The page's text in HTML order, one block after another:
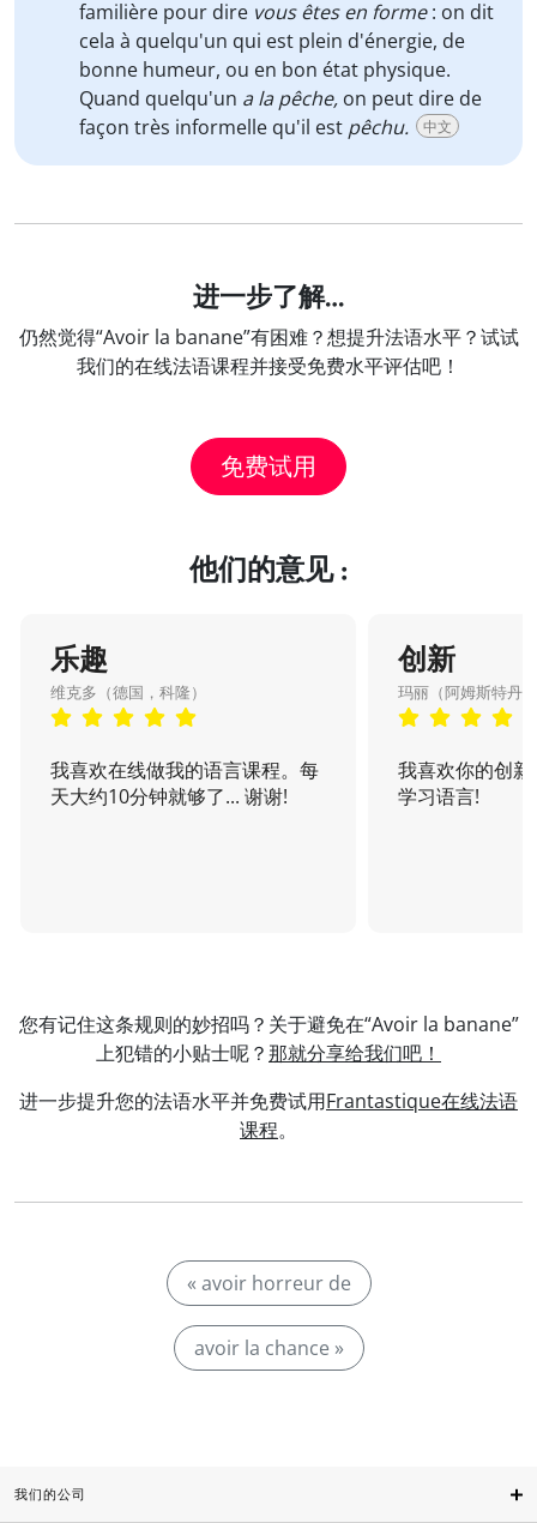
familière pour dire vous êtes en forme: on dit
cela à quelqu'un qui est plein d'énergie, de
bonne humeur, ou en bon état physique.
Quand quelqu'un a la pêche, on peut dire de
façon très informelle qu'il est pêchu. 中文
进一步了解…
仍然觉得“Avoir la banane”有困难？想提升法语水平？试试
我们的在线法语课程并接受免费水平评估吧！
免费试用
他们的意见 :
乐趣
维克多（德国，科隆）
我喜欢在线做我的语言课程。每
天大约10分钟就够了... 谢谢!
创新
玛丽（阿姆斯特丹
我喜欢你的创
学习语言!
您有记住这条规则的妙招吗？关于避免在“Avoir la banane”
上犯错的小贴士呢？那就分享给我们吧！
进一步提升您的法语水平并免费试用Frantastique在线法语
课程。
« avoir horreur de
avoir la chance »
我们的公司